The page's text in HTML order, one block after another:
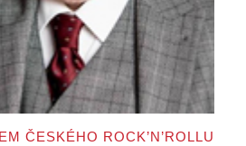
ČESKÉHO ROCK’N’ROLLU